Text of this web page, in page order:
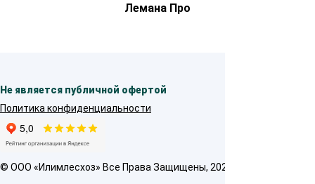
Лемана Про
Не является публичной офертой
Политика конфиденциальности
© OOO «Илимлесхоз» Все Права Защищены, 2026